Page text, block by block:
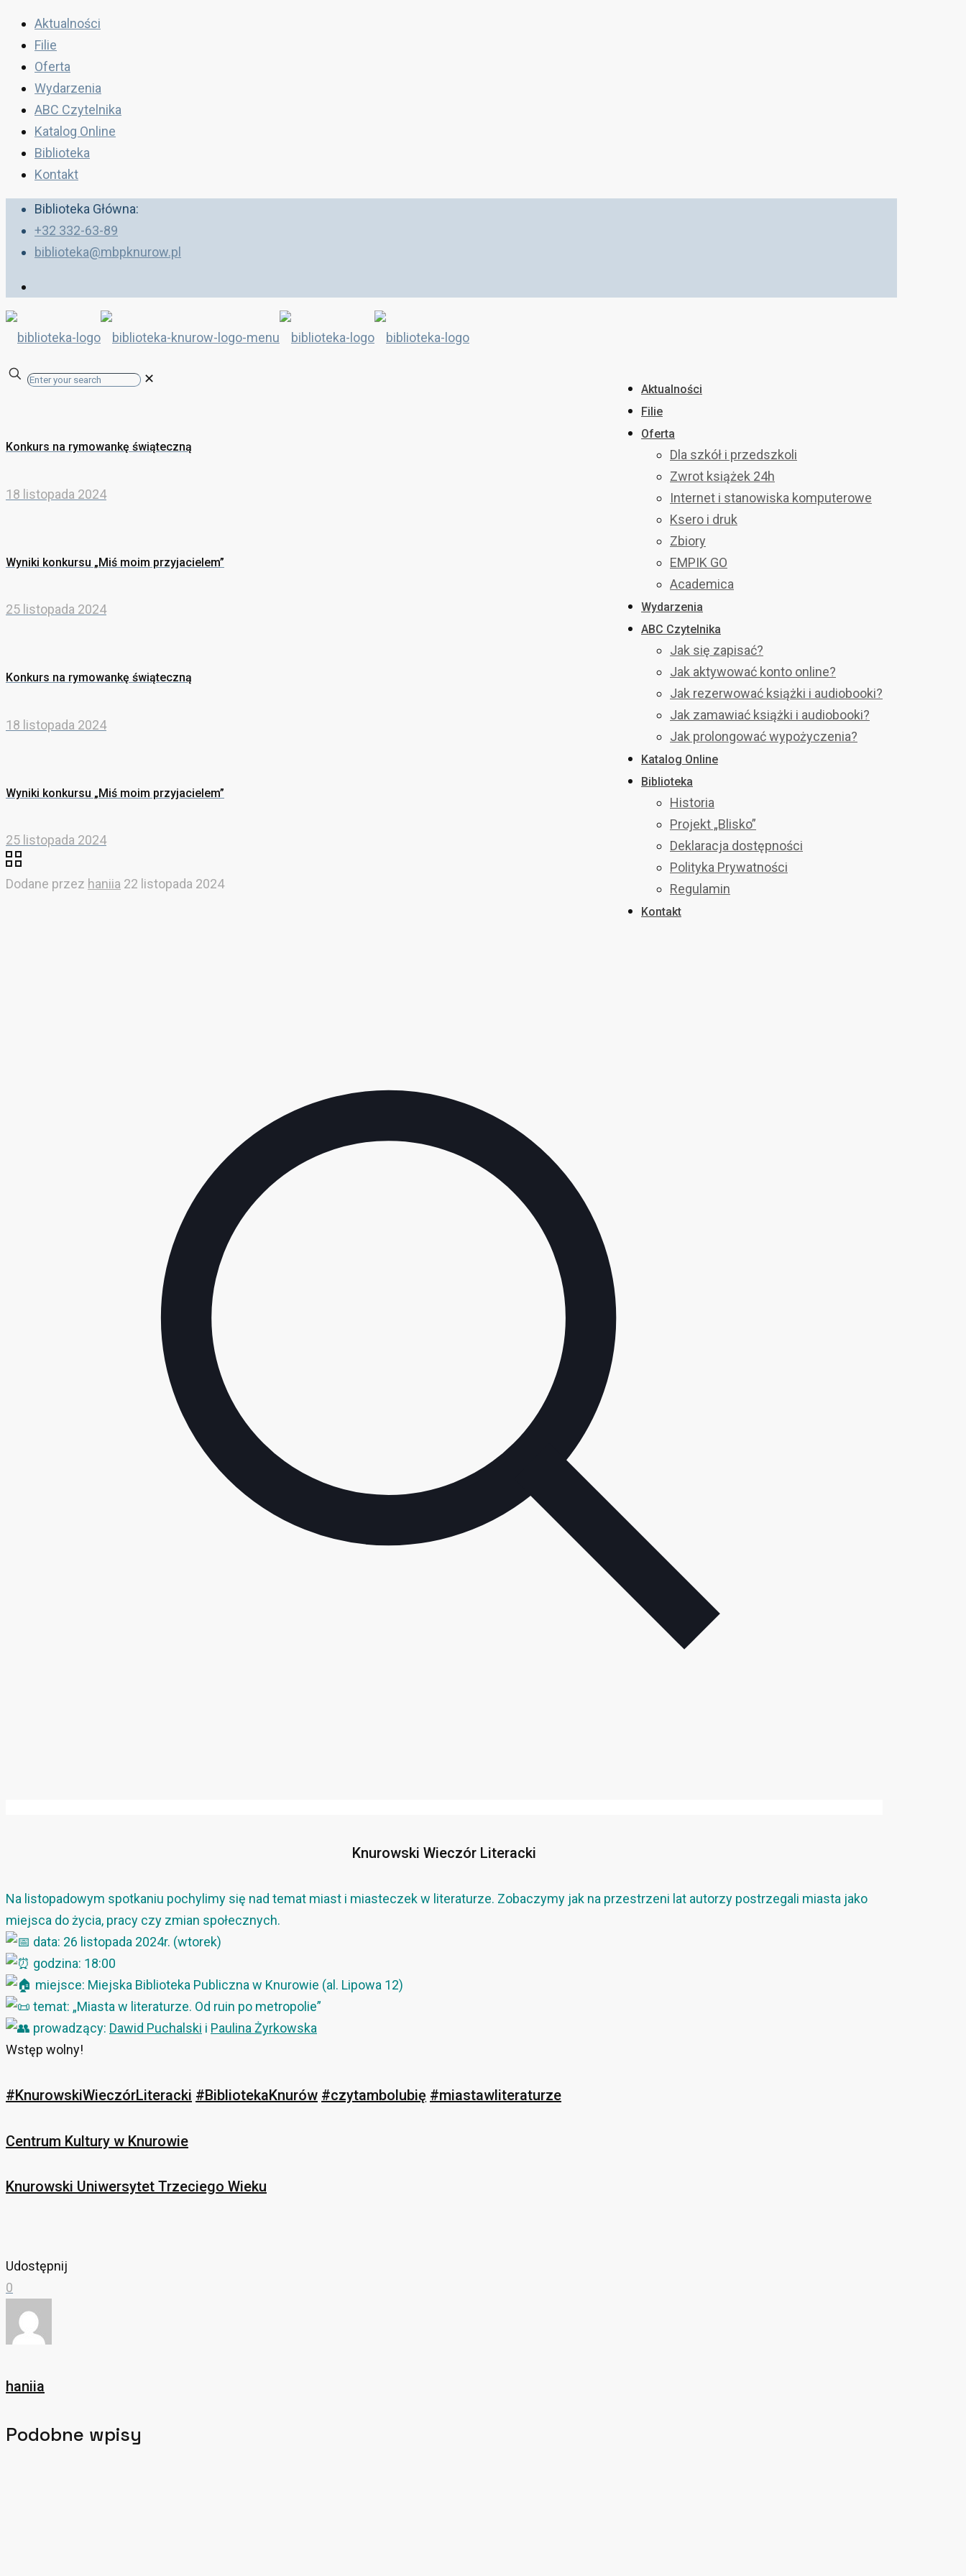
Aktualności
Filie
Oferta
Wydarzenia
ABC Czytelnika
Katalog Online
Biblioteka
Kontakt
Biblioteka Główna:
+32 332-63-89
biblioteka@mbpknurow.pl
Aktualności
Filie
Oferta
Dla szkół i przedszkoli
Zwrot książek 24h
Internet i stanowiska komputerowe
Ksero i druk
Zbiory
EMPIK GO
Academica
Wydarzenia
ABC Czytelnika
Jak się zapisać?
Jak aktywować konto online?
Jak rezerwować książki i audiobooki?
Jak zamawiać książki i audiobooki?
Jak prolongować wypożyczenia?
Katalog Online
Biblioteka
Historia
Projekt „Blisko”
Deklaracja dostępności
Polityka Prywatności
Regulamin
Kontakt
✕
Konkurs na rymowankę świąteczną
18 listopada 2024
Wyniki konkursu „Miś moim przyjacielem”
25 listopada 2024
Konkurs na rymowankę świąteczną
18 listopada 2024
Wyniki konkursu „Miś moim przyjacielem”
25 listopada 2024
Dodane przez haniia 22 listopada 2024
Knurowski Wieczór Literacki
Na listopadowym spotkaniu pochylimy się nad temat miast i miasteczek w literaturze. Zobaczymy jak na przestrzeni lat autorzy postrzegali miasta jako
miejsca do życia, pracy czy zmian społecznych.
data: 26 listopada 2024r. (wtorek)
godzina: 18:00
miejsce: Miejska Biblioteka Publiczna w Knurowie (al. Lipowa 12)
temat: „Miasta w literaturze. Od ruin po metropolie”
prowadzący: Dawid Puchalski i Paulina Żyrkowska
Wstęp wolny!
#KnurowskiWieczórLiteracki #BibliotekaKnurów #czytambolubię #miastawliteraturze
Centrum Kultury w Knurowie
Knurowski Uniwersytet Trzeciego Wieku
Udostępnij
0
haniia
Podobne wpisy